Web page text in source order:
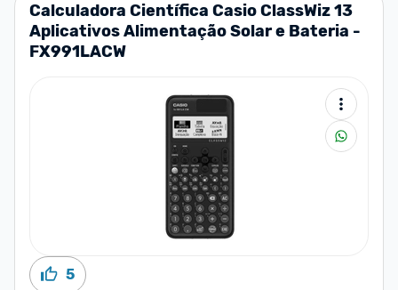
Calculadora Científica Casio ClassWiz 13
Aplicativos Alimentação Solar e Bateria -
FX991LACW
5